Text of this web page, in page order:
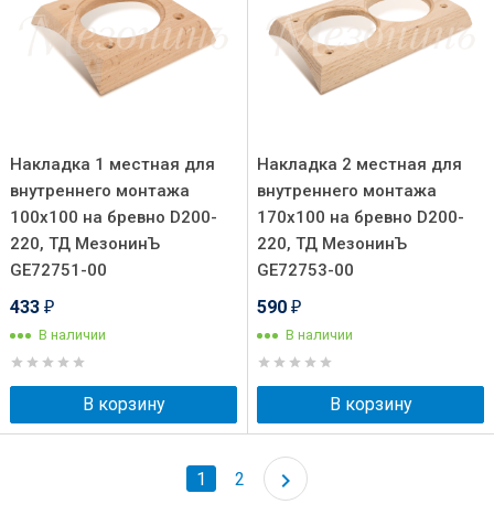
Накладка 1 местная для
внутреннего монтажа
100х100 на бревно D200-
220, ТД МезонинЪ
GE72751-00
433 ₽
В наличии
В корзину
Накладка 2 местная для
внутреннего монтажа
170х100 на бревно D200-
220, ТД МезонинЪ
GE72753-00
590 ₽
В наличии
В корзину
1 2